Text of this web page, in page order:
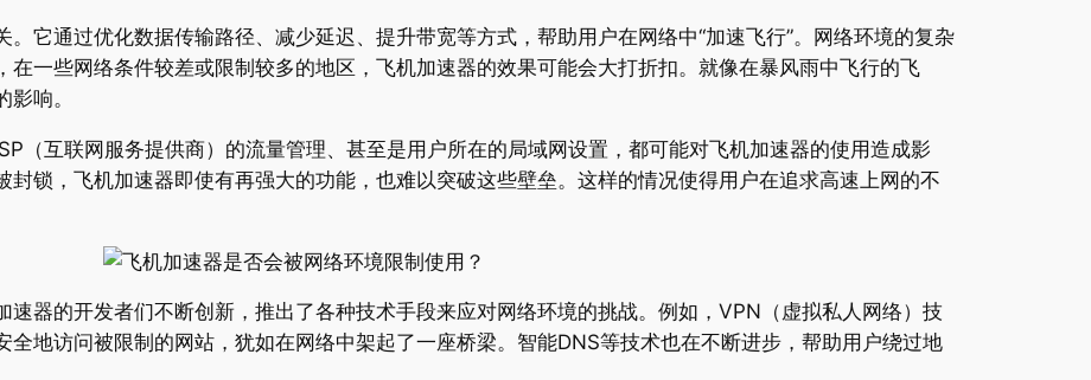
它通过优化数据传输路径、减少延迟、提升带宽等方式，帮助用户在网络中“加速飞行”。网络环境的复杂
一些网络条件较差或限制较多的地区，飞机加速器的效果可能会大打折扣。就像在暴风雨中飞行的飞
响。
（互联网服务提供商）的流量管理、甚至是用户所在的局域网设置，都可能对飞机加速器的使用造成影
锁，飞机加速器即使有再强大的功能，也难以突破这些壁垒。这样的情况使得用户在追求高速上网的不
器的开发者们不断创新，推出了各种技术手段来应对网络环境的挑战。例如，VPN（虚拟私人网络）技
地访问被限制的网站，犹如在网络中架起了一座桥梁。智能DNS等技术也在不断进步，帮助用户绕过地